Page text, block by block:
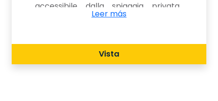
accessibile dalla spiaggia privata.
Natura, divertimento, relax, arte e
struttura, in cui è presente anche un
Leer más
Vista